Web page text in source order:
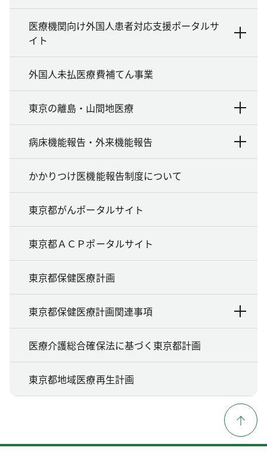
医療機関向け外国人患者対応支援ポータルサ
イト
外国人未払医療費補てん事業
東京の離島・山間地医療
病床機能報告・外来機能報告
かかりつけ医機能報告制度について
東京都がんポータルサイト
東京都ＡＣＰポータルサイト
東京都保健医療計画
東京都保健医療計画関連事項
医療介護総合確保法に基づく東京都計画
東京都地域医療再生計画